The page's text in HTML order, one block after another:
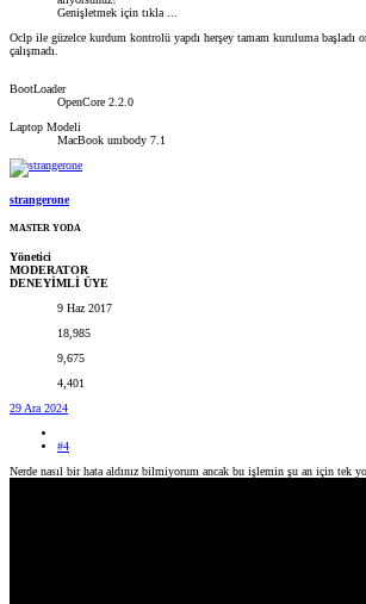
Genişletmek için tıkla ...
Oclp ile güzelce kurdum kontrolü yapdı herşey tamam kuruluma başladı
çalışmadı.
BootLoader
OpenCore 2.2.0
Laptop Modeli
MacBook unıbody 7.1
strangerone
MASTER YODA
Yönetici
MODERATOR
DENEYİMLİ ÜYE
9 Haz 2017
18,985
9,675
4,401
29 Ara 2024
#4
Nerde nasıl bir hata aldınız bilmiyorum ancak bu işlemin şu an için tek